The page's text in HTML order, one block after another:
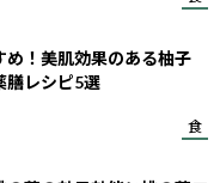
め！美肌効果のある柚子
膳レシピ5選
食